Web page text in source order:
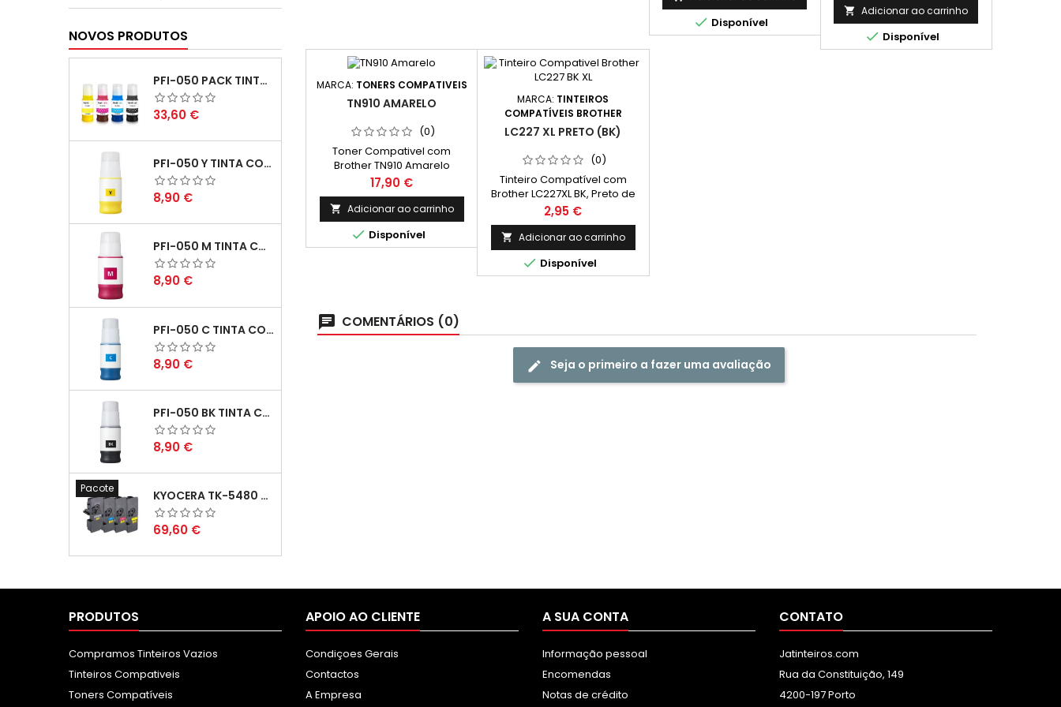
NOVOS PRODUTOS
PFI-050 PACK TINTAS COMPATIVEIS
Preço
33,60 €
PFI-050 Y TINTA COMPATÍVEL AMARELO
Preço
8,90 €
PFI-050 M TINTA COMPATÍVEL MAGENTA
Preço
8,90 €
PFI-050 C TINTA COMPATÍVEL CIANO
Preço
8,90 €
PFI-050 BK TINTA COMPATÍVEL PRETA
Preço
8,90 €
Pacote KYOCERA TK-5480 PACK TONERS COMPATÍVEIS
Preço
69,60 €
Páginas* *(Média com base
na norma ISO/IEC 24711 e
impressão contínua. O
 Disponível
economia para impressoras
HP DesignJet. Capacidade:
Preto: 73ml Cada cor: 26ml
 Adicionar ao carrinho
 Disponível
MARCA: TONERS COMPATIVEIS
TN910 AMARELO
(0)
Toner Compativel com
Brother TN910 Amarelo
Capacidade 9.000k
Preço
17,90 €
 Adicionar ao carrinho
 Disponível
MARCA: TINTEIROS
COMPATÍVEIS BROTHER
LC227 XL PRETO (BK)
(0)
Tinteiro Compatível com
Brother LC227XL BK, Preto de
Alta Capacidade
Preço
2,95 €
 Adicionar ao carrinho
 Disponível
COMENTÁRIOS (0)
Seja o primeiro a fazer uma avaliação
PRODUTOS
Compramos Tinteiros Vazios
Tinteiros Compativeis
Toners Compatíveis
APOIO AO CLIENTE
Condiçoes Gerais
Contactos
A Empresa
A SUA CONTA
Informação pessoal
Encomendas
Notas de crédito
CONTATO
Jatinteiros.com
Rua da Constituição, 149
4200-197 Porto